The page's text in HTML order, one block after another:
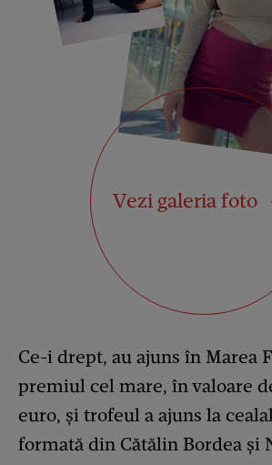
Vezi galeria foto
Ce-i drept, au ajuns în Marea
premiul cel mare, în valoare
euro, și trofeul a ajuns la
formată din Cătălin Bordea și